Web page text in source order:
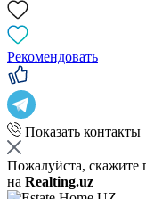
Рекомендовать
Показать контакты
Пожалуйста, скажите
на Realting.uz